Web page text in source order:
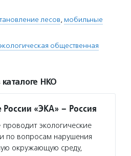
лесов, мобильные
общественная
НКО
«ЭКА» – Россия
экологические
по вопросам нарушения
окружающую среду,